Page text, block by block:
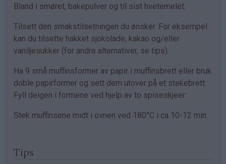
Bland i smøret, bakepulver og til sist hvetemelet.
Tilsett den smakstilsetningen du ønsker. For eksempel
kan du tilsette hakket sjokolade, kakao og/eller
vaniljesukker (for andre alternativer, se tips).
Ha 9 små muffinsformer av papir i muffinsbrett eller bruk
doble papirformer og sett dem utover på et stekebrett.
Fyll deigen i formene ved hjelp av to spiseskjeer.
Stek muffinsene midt i ovnen ved 180°C i ca 10-12 min.
Tips